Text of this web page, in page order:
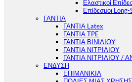
Ελαστικοί
Επίδεσμοι
ΓΑΝΤΙΑ
ΓΑΝΤΙΑ Latex
ΓΑΝΤΙΑ TPE
ΓΑΝΤΙΑ ΒΙΝΙΛΙΟΥ
ΓΑΝΤΙΑ ΝΙΤΡΙΛΙΟΥ
ΓΑΝΤΙΑ ΝΙΤΡΙΛΙΟΥ /
ΕΝΔΥΣΗ
ΕΠΙΜΑΝΙΚΙΑ